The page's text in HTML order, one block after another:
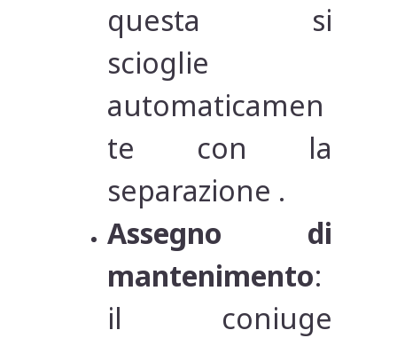
questa si
scioglie
automaticamen
te con la
separazione .
Assegno di
mantenimento:
il coniuge